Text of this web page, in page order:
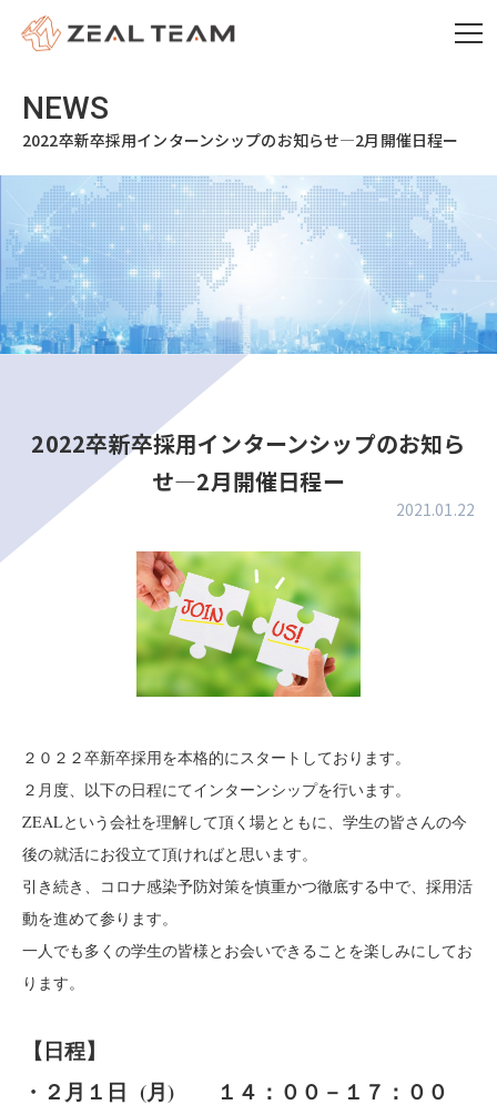
2022卒新卒採用インターンシップのお知らせ―2月開催日程ー
2022卒新卒採用インターンシップのお知ら
せ―2月開催日程ー
2021.01.22
２０２２卒新卒採用を本格的にスタートしております。
２月度、以下の日程にてインターンシップを行います。
ZEALという会社を理解して頂く場とともに、学生の皆さんの今
後の就活にお役立て頂ければと思います。
引き続き、コロナ感染予防対策を慎重かつ徹底する中で、採用活
動を進めて参ります。
一人でも多くの学生の皆様とお会いできることを楽しみにしてお
ります。
【日程】
・２月１日 (月) １４：００－１７：００